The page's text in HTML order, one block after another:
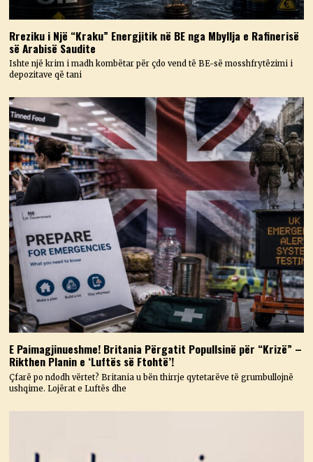
Rreziku i Një “Kraku” Energjitik në BE nga Mbyllja e Rafinerisë
së Arabisë Saudite
Ishte një krim i madh kombëtar për çdo vend të BE-së mosshfrytëzimi i
depozitave që tani
E Paimagjinueshme! Britania Përgatit Popullsinë për “Krizë” –
Rikthen Planin e ‘Luftës së Ftohtë’!
Çfarë po ndodh vërtet? Britania u bën thirrje qytetarëve të grumbullojnë
ushqime. Lojërat e Luftës dhe